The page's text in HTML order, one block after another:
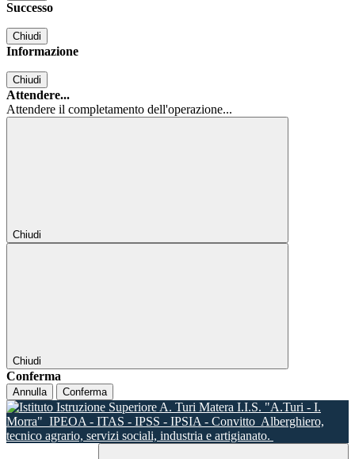
Successo
Chiudi
Informazione
Chiudi
Attendere...
Attendere il completamento dell'operazione...
Chiudi
Chiudi
Conferma
Annulla Conferma
I.I.S. "A.Turi - I.
Morra" IPEOA - ITAS - IPSS - IPSIA - Convitto Alberghiero,
tecnico agrario, servizi sociali, industria e artigianato.